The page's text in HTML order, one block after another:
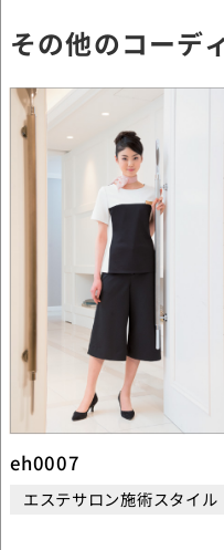
その他のコーデ
eh0007
エステサロン施術スタイル